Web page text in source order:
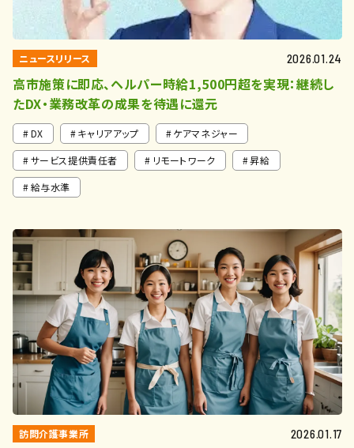
ニュースリリース 2026.01.24
高市施策に即応、ヘルパー時給1,500円超を実現：継続し
たDX・業務改革の成果を待遇に還元
DX キャリアアップ
ケアマネジャー
サービス提供責任者
リモートワーク
昇給
給与水準
訪問介護事業所 2026.01.17